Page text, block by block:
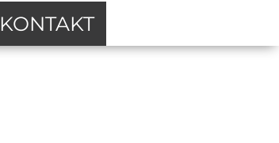
KONTAKT